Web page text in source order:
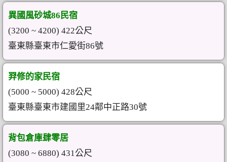
異國風砂城86民宿
(3200 ~ 4200) 422公尺
臺東縣臺東市仁愛街86號
羿修的家民宿
(5000 ~ 5000) 428公尺
臺東縣臺東市建國里24鄰中正路30號
背包倉庫肆零居
(3080 ~ 6880) 431公尺